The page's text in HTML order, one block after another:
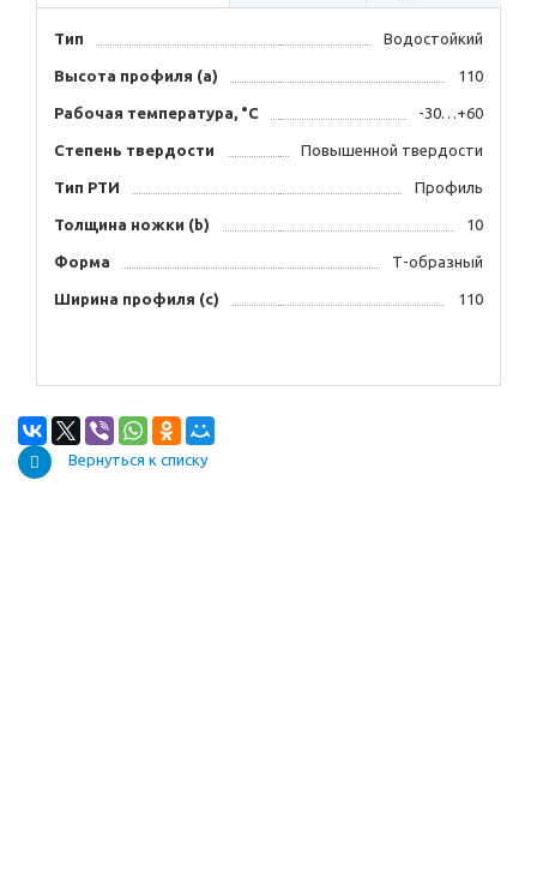
Тип Водостойкий
Высота профиля (а) 110
Рабочая температура, °C -30…+60
Степень твердости Повышенной твердости
Тип РТИ Профиль
Толщина ножки (b) 10
Форма Т-образный
Ширина профиля (с) 110
Вернуться к списку